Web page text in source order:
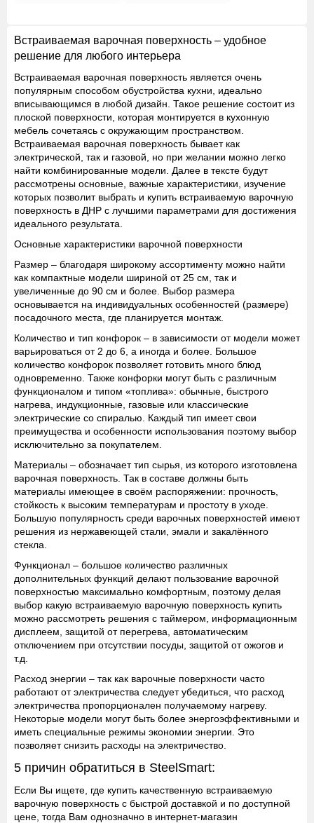
Встраиваемая варочная поверхность – удобное
решение для любого интерьера
Встраиваемая варочная поверхность является очень
популярным способом обустройства кухни, идеально
вписывающимся в любой дизайн. Такое решение состоит из
плоской поверхности, которая монтируется в кухонную
мебель сочетаясь с окружающим пространством.
Встраиваемая варочная поверхность бывает как
электрической, так и газовой, но при желании можно легко
найти комбинированные модели. Далее в тексте будут
рассмотрены основные, важные характеристики, изучение
которых позволит выбрать и купить встраиваемую варочную
поверхность в ДНР с лучшими параметрами для достижения
идеального результата.
Основные характеристики варочной поверхности
Размер – благодаря широкому ассортименту можно найти
как компактные модели шириной от 25 см, так и
увеличенные до 90 см и более. Выбор размера
основывается на индивидуальных особенностей (размере)
посадочного места, где планируется монтаж.
Количество и тип конфорок – в зависимости от модели может
варьироваться от 2 до 6, а иногда и более. Большое
количество конфорок позволяет готовить много блюд
одновременно. Также конфорки могут быть с различным
функционалом и типом «топлива»: обычные, быстрого
нагрева, индукционные, газовые или классические
электрические со спиралью. Каждый тип имеет свои
преимущества и особенности использования поэтому выбор
исключительно за покупателем.
Материалы – обозначает тип сырья, из которого изготовлена
варочная поверхность. Так в составе должны быть
материалы имеющее в своём распоряжении: прочность,
стойкость к высоким температурам и простоту в уходе.
Большую популярность среди варочных поверхностей имеют
решения из нержавеющей стали, эмали и закалённого
стекла.
Функционал – большое количество различных
дополнительных функций делают пользование варочной
поверхностью максимально комфортным, поэтому делая
выбор какую встраиваемую варочную поверхность купить
можно рассмотреть решения с таймером, информационным
дисплеем, защитой от перегрева, автоматическим
отключением при отсутствии посуды, защитой от ожогов и
т.д.
Расход энергии – так как варочные поверхности часто
работают от электричества следует убедиться, что расход
электричества пропорционален получаемому нагреву.
Некоторые модели могут быть более энергоэффективными и
иметь специальные режимы экономии энергии. Это
позволяет снизить расходы на электричество.
5 причин обратиться в SteelSmart:
Если Вы ищете, где купить качественную встраиваемую
варочную поверхность с быстрой доставкой и по доступной
цене, тогда Вам однозначно в интернет-магазин